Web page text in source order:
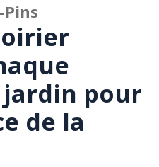
jardin pour
de la